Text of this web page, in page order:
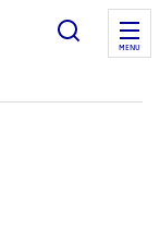
Ouvrir
MENU